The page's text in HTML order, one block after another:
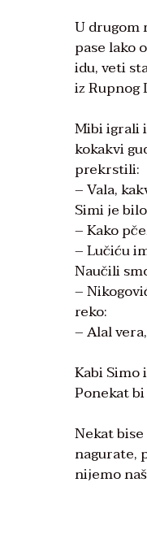
U drugom
pase lako
idu, veti
iz Rupnog
Mibi igrali
kokakvi
prekrstili:
– Vala,
Simi je
– Kako
– Lučiću
Naučili
–
reko:
– Alal
Kabi Simo
Ponekat
Nekat
nagurate,
nijemo